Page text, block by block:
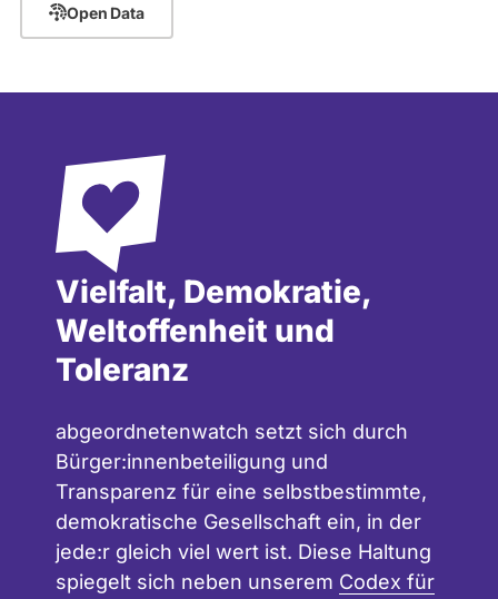
Open Data
Vielfalt, Demokratie,
Weltoffenheit und
Toleranz
abgeordnetenwatch setzt sich durch
Bürger:innenbeteiligung und
Transparenz für eine selbstbestimmte,
demokratische Gesellschaft ein, in der
jede:r gleich viel wert ist. Diese Haltung
spiegelt sich neben unserem Codex für